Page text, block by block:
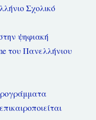
Σχολικό
ψηφιακή
του Πανελλήνιου